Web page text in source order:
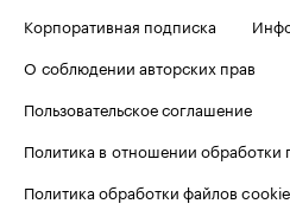
Корпоративная подписка
О соблюдении авторских прав
Пользовательское соглашение
Политика в отношении обработки
Политика обработки файлов cookie